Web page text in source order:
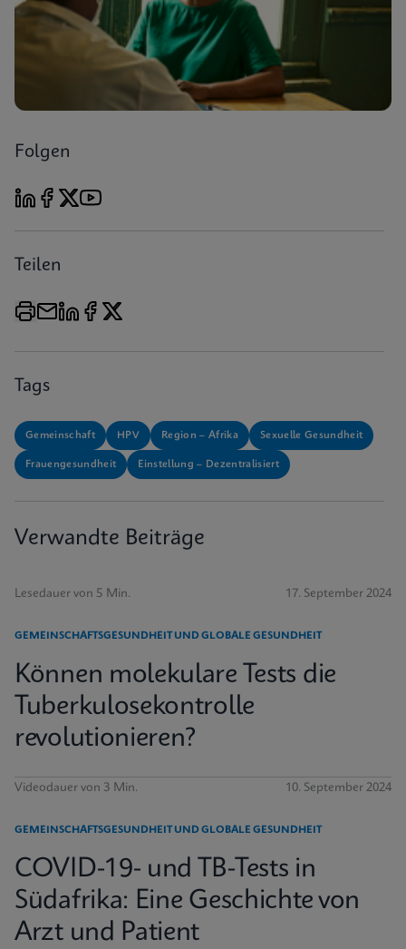
Folgen
Teilen
Tags
Gemeinschaft HPV Region – Afrika Sexuelle Gesundheit
Frauengesundheit Einstellung – Dezentralisiert
Verwandte Beiträge
Lesedauer von 5 Min. 17. September 2024
GEMEINSCHAFTSGESUNDHEIT UND GLOBALE GESUNDHEIT
Können molekulare Tests die
Tuberkulosekontrolle
revolutionieren?
Videodauer von 3 Min. 10. September 2024
GEMEINSCHAFTSGESUNDHEIT UND GLOBALE GESUNDHEIT
COVID-19- und TB-Tests in
Südafrika: Eine Geschichte von
Arzt und Patient